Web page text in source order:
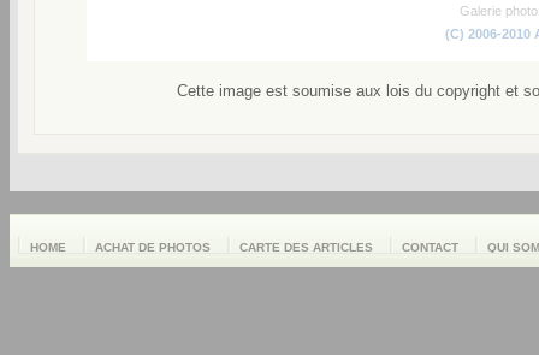
Galerie
(C) 2006-2010
Cette image est soumise aux lois du copyright et
HOME ACHAT DE PHOTOS CARTE DES ARTICLES CONTACT QUI